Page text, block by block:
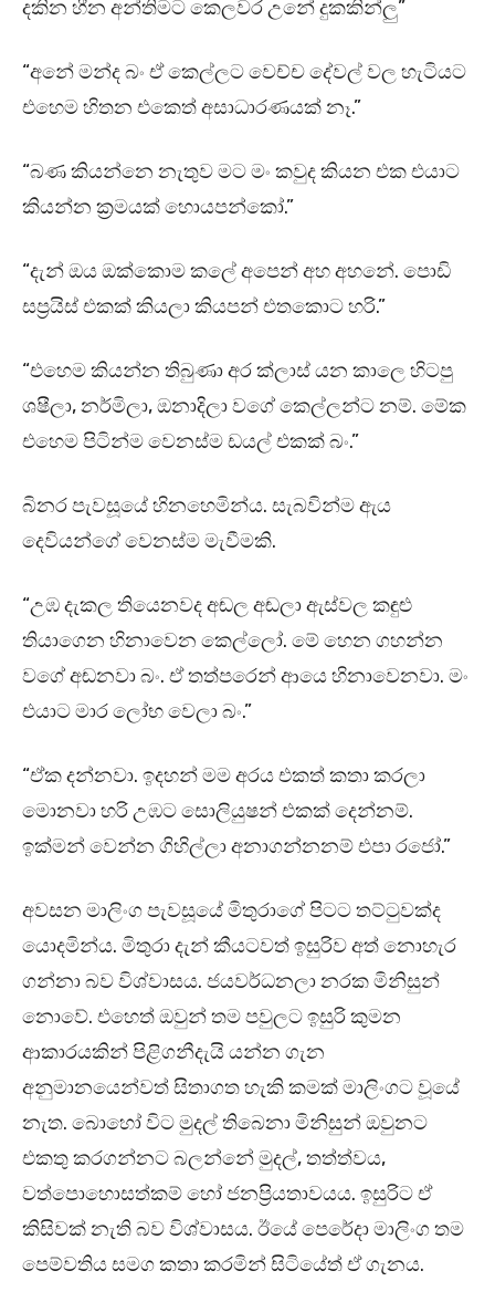
දකින හීන අන්තිමට කෙලවර උනේ දුකකින්ලු”
“අනේ මන්ද බං ඒ කෙල්ලට වෙච්ච දේවල් වල හැටියට
එහෙම හිතන එකෙත් අසාධාරණයක් නෑ.”
“බණ කියන්නෙ නැතුව මට මං කවුද කියන එක එයාට
කියන්න ක්‍රමයක් හොයපන්කෝ.”
“දැන් ඔය ඔක්කොම කලේ අපෙන් අහ අහනේ. පොඩි
සප්‍රයිස් එකක් කියලා කියපන් එතකොට හරි.”
“එහෙම කියන්න තිබුණා අර ක්ලාස් යන කාලෙ හිටපු
ශෂීලා, නර්මිලා, ඔනාදිලා වගේ කෙල්ලන්ට නම්. මේක
එහෙම පිටින්ම වෙනස්ම ඩයල් එකක් බං.”
බිනර පැවසූයේ හිනහෙමින්ය. සැබවින්ම ඇය
දෙවියන්ගේ වෙනස්ම මැවීමකි.
“උඹ දැකල තියෙනවද අඬල අඬලා ඇස්වල කඳුළු
තියාගෙන හිනාවෙන කෙල්ලෝ. මේ හෙන ගහන්න
වගේ අඬනවා බං. ඒ තත්පරෙන් ආයෙ හිනාවෙනවා. මං
එයාට මාර ලෝභ වෙලා බං.”
“ඒක දන්නවා. ඉදහන් මම අරය එකත් කතා කරලා
මොනවා හරි උඹට සොලියුෂන් එකක් දෙන්නම්.
ඉක්මන් වෙන්න ගිහිල්ලා අනාගන්නනම් එපා රජෝ.”
අවසන මාලිංග පැවසූයේ මිතුරාගේ පිටට තට්ටුවක්ද
යොදමින්ය. මිතුරා දැන් කීයටවත් ඉසුරිව අත් නොහැර
ගන්නා බව විශ්වාසය. ජයවර්ධනලා නරක මිනිසුන්
නොවේ. එහෙත් ඔවුන් තම පවුලට ඉසුරි කුමන
ආකාරයකින් පිළිගනීදැයි යන්න ගැන
අනුමානයෙන්වත් සිතාගත හැකි කමක් මාලිංගට වූයේ
නැත. බොහෝ විට මුදල් තිබෙනා මිනිසුන් ඔවුනට
එකතු කරගන්නට බලන්නේ මුදල්, තත්ත්වය,
වත්පොහොසත්කම් හෝ ජනප්‍රියතාවයය. ඉසුරිට ඒ
කිසිවක් නැති බව විශ්වාසය. ඊයේ පෙරේදා මාලිංග තම
පෙම්වතිය සමග කතා කරමින් සිටියේත් ඒ ගැනය.